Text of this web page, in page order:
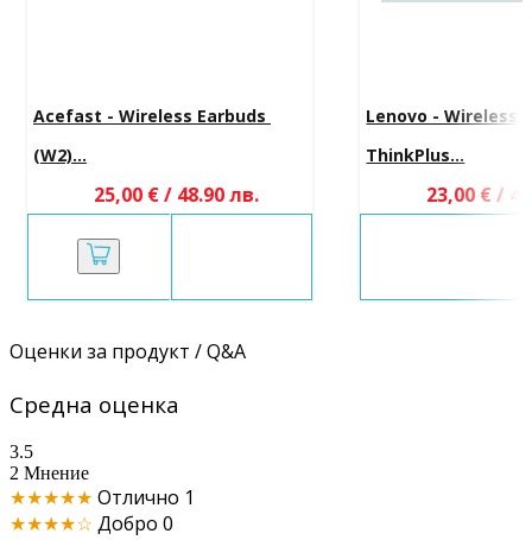
Acefast - Wireless Earbuds
(W2)...
25,00 € / 48.90 лв.
Lenovo - Wireless
ThinkPlus...
23,00 € /
Оценки за продукт / Q&A
Средна оценка
3.5
2 Мнение
★★★★★ Отлично 1
★★★★☆ Добро 0